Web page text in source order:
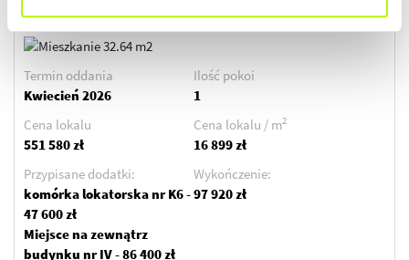
budynek Kamienica
Termin oddania
Kwiecień 2026
Ilość pokoi
1
Cena lokalu
551 580 zł
Cena lokalu / m2
16 899 zł
Przypisane dodatki:
komórka lokatorska nr K6 -
47 600 zł
Miejsce na zewnątrz
budynku nr IV - 86 400 zł
Wykończenie:
97 920 zł